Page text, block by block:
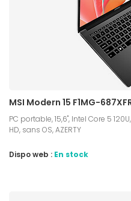
MSI Modern 15 F1MG-
PC portable, 15,6", Intel Core 5
HD, sans OS, AZERTY
Dispo web : En stock